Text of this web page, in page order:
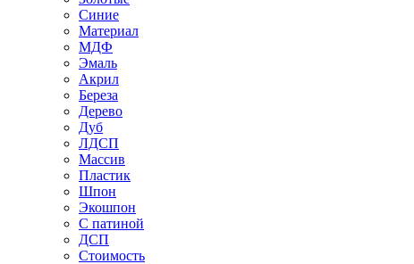
Синие
Материал
МДФ
Эмаль
Акрил
Береза
Дерево
Дуб
ЛДСП
Массив
Пластик
Шпон
Экошпон
С патиной
ДСП
Стоимость